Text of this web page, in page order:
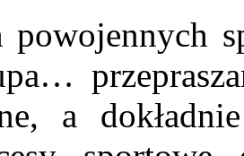
powojennych
a